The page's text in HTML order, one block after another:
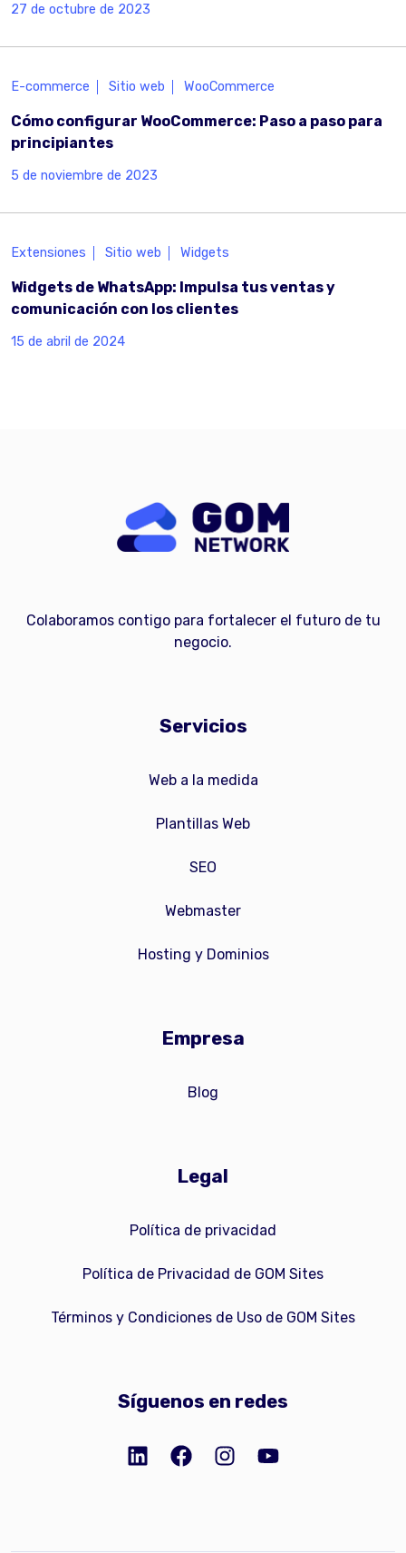
27 de octubre de 2023
E-commerce Sitio web WooCommerce
Cómo configurar WooCommerce: Paso a paso para
principiantes
5 de noviembre de 2023
Extensiones Sitio web Widgets
Widgets de WhatsApp: Impulsa tus ventas y
comunicación con los clientes
15 de abril de 2024
Colaboramos contigo para fortalecer el futuro de tu
negocio.
Servicios
Web a la medida
Plantillas Web
SEO
Webmaster
Hosting y Dominios
Empresa
Blog
Legal
Política de privacidad
Política de Privacidad de GOM Sites
Términos y Condiciones de Uso de GOM Sites
Síguenos en redes